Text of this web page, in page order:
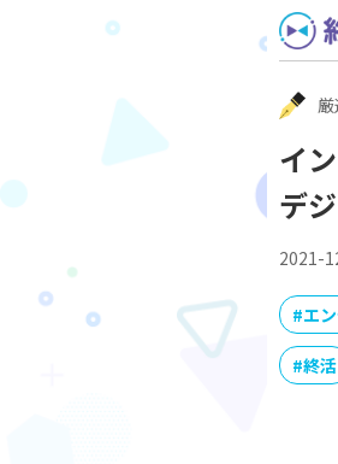
Skip
to
content
イ
デ
2021-
#エ
#終活